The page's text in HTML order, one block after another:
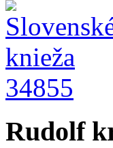
34855
Rudolf